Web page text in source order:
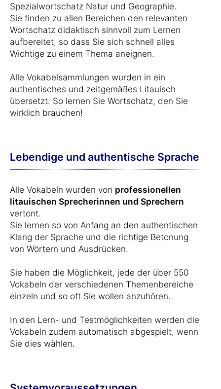
Spezialwortschatz Natur und Geographie.
Sie finden zu allen Bereichen den relevanten
Wortschatz didaktisch sinnvoll zum Lernen
aufbereitet, so dass Sie sich schnell alles
Wichtige zu einem Thema aneignen.
Alle Vokabelsammlungen wurden in ein
authentisches und zeitgemäßes Litauisch
übersetzt. So lernen Sie Wortschatz, den Sie
wirklich brauchen!
Lebendige und authentische Sprache
Alle Vokabeln wurden von professionellen
litauischen Sprecherinnen und Sprechern
vertont.
Sie lernen so von Anfang an den authentischen
Klang der Sprache und die richtige Betonung
von Wörtern und Ausdrücken.
Sie haben die Möglichkeit, jede der über 550
Vokabeln der verschiedenen Themenbereiche
einzeln und so oft Sie wollen anzuhören.
In den Lern- und Testmöglichkeiten werden die
Vokabeln zudem automatisch abgespielt, wenn
Sie dies wählen.